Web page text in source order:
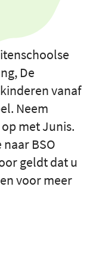
De
vanaf
Neem
met Junis.
BSO
geldt dat u
voor meer